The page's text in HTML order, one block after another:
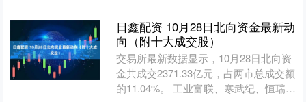
日鑫配资 10月28日北向资金最新动
向（附十大成交股）
交易所最新数据显示，10月28日北向资
金共成交2371.33亿元，占两市总成交额
的11.04%。 工业富联、寒武纪、恒瑞医